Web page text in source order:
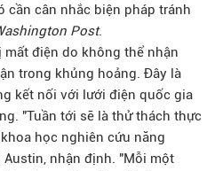
cần cân nhắc biện pháp tránh
Post.
mất điện do không thể nhận
trong khủng hoảng. Đây là
kết nối với lưới điện quốc gia
"Tuần tới sẽ là thử thách thực
học nghiên cứu năng
nhận định. "Mỗi một